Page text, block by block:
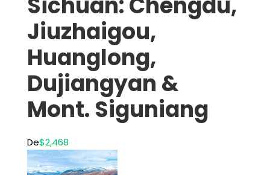
Jiuzhaigou,
Huanglong,
Dujiangyan &
Mont. Siguniang
De$2,468